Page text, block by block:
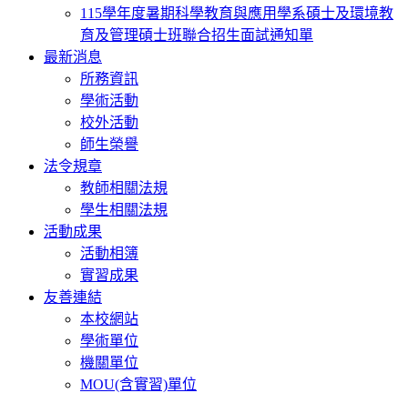
115學年度暑期科學教育與應用學系碩士及環境教
育及管理碩士班聯合招生面試通知單
最新消息
所務資訊
學術活動
校外活動
師生榮譽
法令規章
教師相關法規
學生相關法規
活動成果
活動相簿
實習成果
友善連結
本校網站
學術單位
機關單位
MOU(含實習)單位